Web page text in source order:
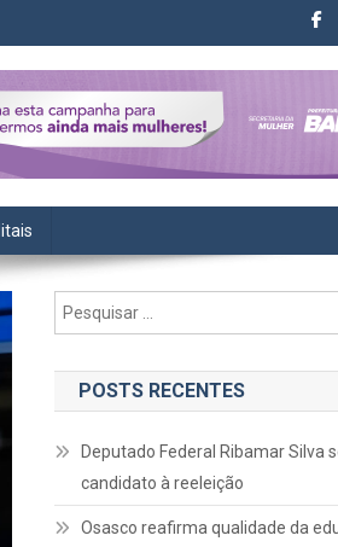
POSTS RECENTES
Deputado Federal Ribamar Silva
candidato à reeleição
Osasco reafirma qualidade da